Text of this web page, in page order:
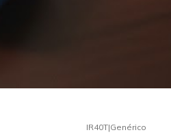
IR40T|Genérico